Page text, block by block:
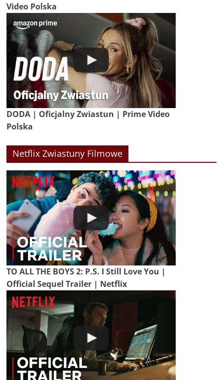
Video Polska
DODA | Oficjalny Zwiastun | Prime Video
Polska
Netflix Zwiastuny Filmowe
TO ALL THE BOYS 2: P.S. I Still Love You |
Official Sequel Trailer | Netflix